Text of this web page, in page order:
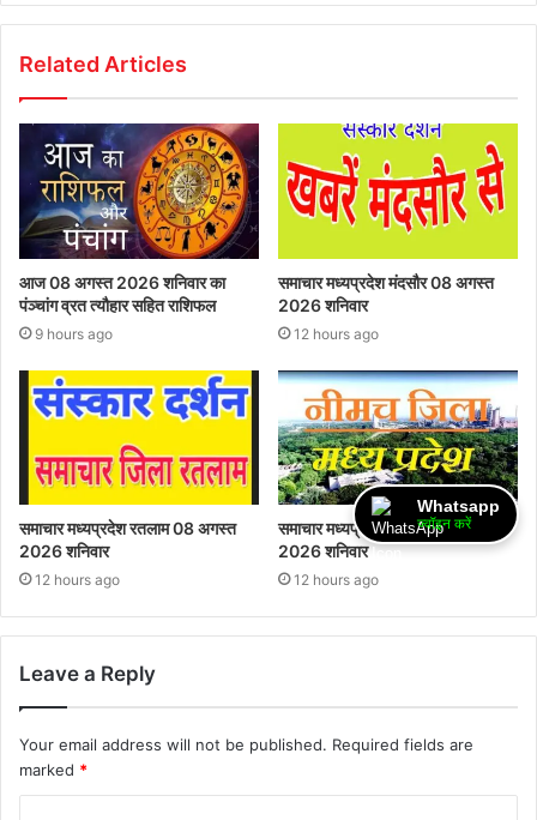
Related Articles
आज 08 अगस्त 2026‌ शनिवार का
पंञ्चांग व्रत त्यौहार सहित राशिफल
9 hours ago
समाचार मध्यप्रदेश मंदसौर 08 अगस्त
2026 शनिवार
12 hours ago
समाचार मध्यप्रदेश रतलाम 08 अगस्त
2026 शनिवार
12 hours ago
समाचार मध्यप्रदेश नीमच 08 अगस्त
2026 शनिवार
12 hours ago
Leave a Reply
Your email address will not be published. Required fields are
marked *
Whatsapp
ज्वॉइन करें